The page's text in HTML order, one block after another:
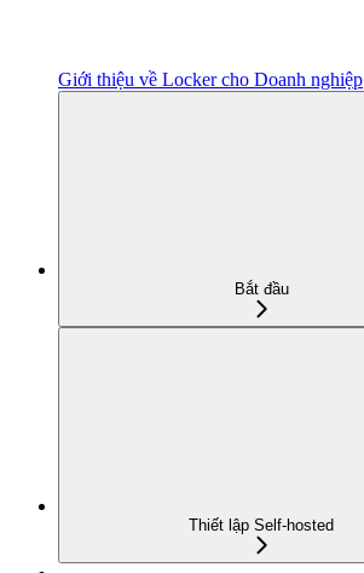
Giới thiệu về Locker cho Doanh nghiệp
Bắt đầu
Thiết lập Self-hosted